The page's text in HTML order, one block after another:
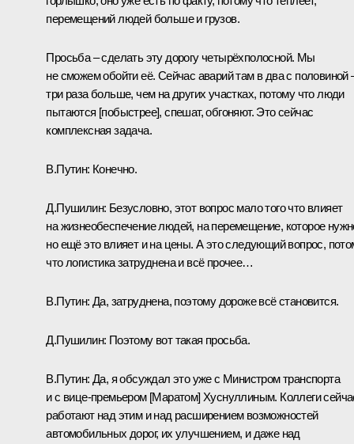
перемещений людей больше и грузов.
Просьба – сделать эту дорогу четырёхполосной. Мы
не сможем обойти её. Сейчас аварий там в два с половиной
три раза больше, чем на других участках, потому что люди
пытаются [побыстрее], спешат, обгоняют. Это сейчас
комплексная задача.
В.Путин: Конечно.
Д.Пушилин: Безусловно, этот вопрос мало того что влияет
на жизнеобеспечение людей, на перемещение, которое
но ещё это влияет и на цены. А это следующий вопрос,
что логистика затруднена и всё прочее…
В.Путин: Да, затруднена, поэтому дороже всё становится.
Д.Пушилин: Поэтому вот такая просьба.
В.Путин: Да, я обсуждал это уже с Министром транспорта
и с вице-премьером [Маратом] Хуснуллиным. Коллеги
работают над этим и над расширением возможностей
автомобильных дорог, их улучшением, и даже над